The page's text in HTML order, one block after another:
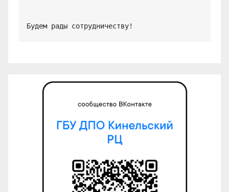
Будем рады сотрудничеству!